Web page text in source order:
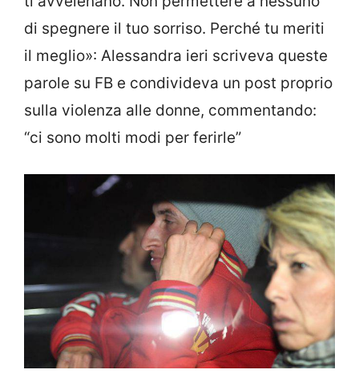
di spegnere il tuo sorriso. Perché tu meriti
il meglio»: Alessandra ieri scriveva queste
parole su FB e condivideva un post proprio
sulla violenza alle donne, commentando:
“ci sono molti modi per ferirle”